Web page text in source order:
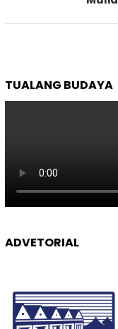
TUALANG BUDAYA
ADVETORIAL